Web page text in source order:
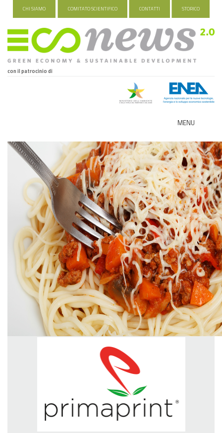
CHI SIAMO COMITATO SCIENTIFICO CONTATTI STORICO
con il patrocinio di
MENU
ECO-NOMY
INDUSTRIA VERDE
FOOD&TRAVEL
HEALTH&WELLNESS
GREEN TECH
GLOCAL
ECO-EVENTI
ECOINCENTRIAMOCI